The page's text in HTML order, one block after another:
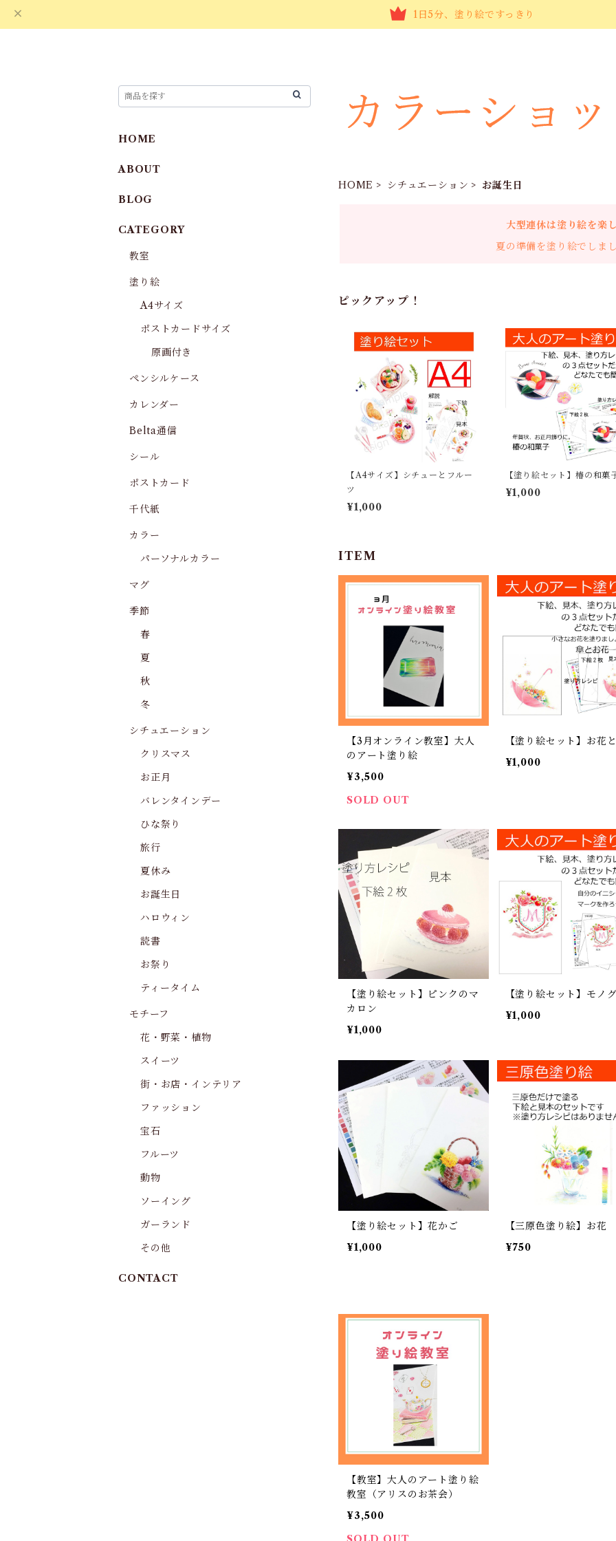
1日5分、塗り絵ですっきり
HOME シチュエーション お誕生日
大型連休は塗り絵を楽
夏の準備を塗り絵でしま
ピックアップ！
【A4サイズ】シチューとフルー
ツ
¥1,000
【塗り絵セット】椿の和菓
¥1,000
ITEM
【3月オンライン教室】大人
のアート塗り絵
¥3,500
SOLD OUT
【塗り絵セット】お花
¥1,000
【塗り絵セット】ピンクのマ
カロン
¥1,000
【塗り絵セット】モノ
¥1,000
【塗り絵セット】花かご
¥1,000
【三原色塗り絵】お花
¥750
【教室】大人のアート塗り絵
教室（アリスのお茶会）
¥3,500
HOME
ABOUT
BLOG
CATEGORY
教室
塗り絵
A4サイズ
ポストカードサイズ
原画付き
ペンシルケース
カレンダー
Belta通信
シール
ポストカード
千代紙
カラー
パーソナルカラー
マグ
季節
春
夏
秋
冬
シチュエーション
クリスマス
お正月
バレンタインデー
ひな祭り
旅行
夏休み
お誕生日
ハロウィン
読書
お祭り
ティータイム
モチーフ
花・野菜・植物
スイーツ
街・お店・インテリア
ファッション
宝石
フルーツ
動物
ソーイング
ガーランド
その他
CONTACT